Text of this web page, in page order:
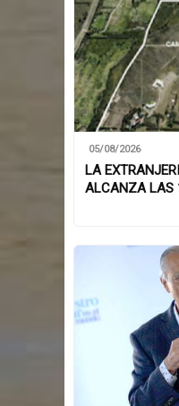
05/08/2026
LA
ALCANZA LAS